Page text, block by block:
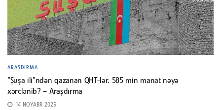
ARAŞDIRMA
“Şuşa ili”ndən qazanan QHT-lər. 585 min manat nəyə
xərclənib? – Araşdırma
14 NOYABR 2025